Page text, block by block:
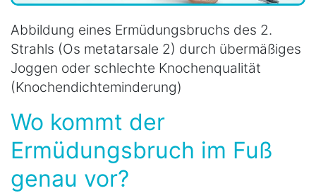
Abbildung eines Ermüdungsbruchs des 2.
Strahls (Os metatarsale 2) durch übermäßiges
Joggen oder schlechte Knochenqualität
(Knochendichteminderung)
Wo kommt der
Ermüdungsbruch im Fuß
genau vor?